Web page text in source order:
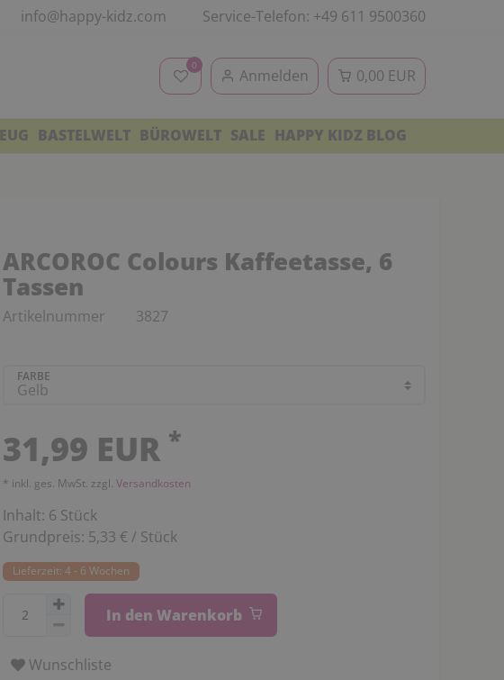
info@happy-kidz.com Service-Telefon: +49 611 9500360
0
Anmelden 0,00 EUR
BASTELWELT BÜROWELT SALE HAPPY KIDZ BLOG
ARCOROC Colours Kaffeetasse, 6
Tassen
Artikelnummer 3827
FARBE
31,99 EUR *
* inkl. ges. MwSt. zzgl. Versandkosten
Inhalt: 6 Stück
Grundpreis: 5,33 € / Stück
Lieferzeit: 4 - 6 Wochen
In den Warenkorb
Wunschliste